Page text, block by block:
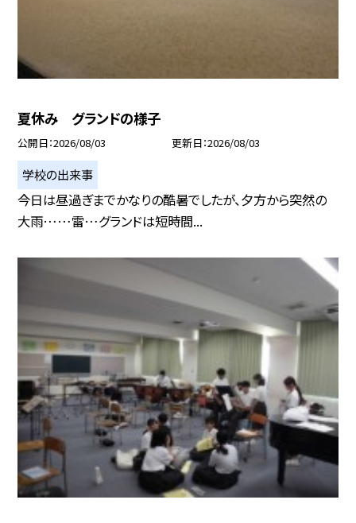
夏休み グランドの様子
公開日 2026/08/03 更新日 2026/08/03
学校の出来事
今日は昼過ぎまでかなりの酷暑でしたが、夕方から突然の
大雨……雷…グランドは短時間...